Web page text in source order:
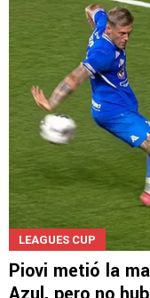
LEAGUES CUP
Piovi metió la